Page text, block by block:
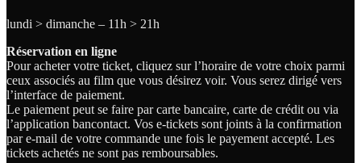
lundi > dimanche – 11h > 21h
Réservation en ligne
Pour acheter votre ticket, cliquez sur l’horaire de votre choix parmi
ceux associés au film que vous désirez voir. Vous serez dirigé vers
l’interface de paiement.
Le paiement peut se faire par carte bancaire, carte de crédit ou via
l’application bancontact. Vos e-tickets sont joints à la confirmation
par e-mail de votre commande une fois le payement accepté. Les
tickets achetés ne sont pas remboursables.